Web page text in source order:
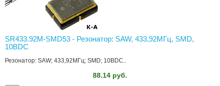
SR433.92M-SMD53 - Резонатор: SAW, 433,92МГц, SMD,
10ВDC
Резонатор: SAW; 433,92МГц; SMD; 10ВDC..
88.14 руб.